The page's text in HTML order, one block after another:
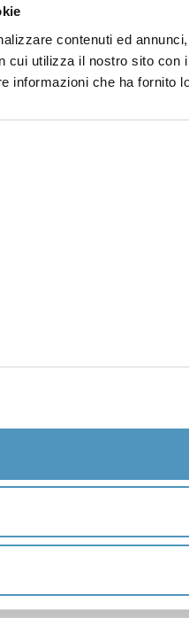
contenuti ed
cui utilizza il nostro sito
informazioni che ha fornito